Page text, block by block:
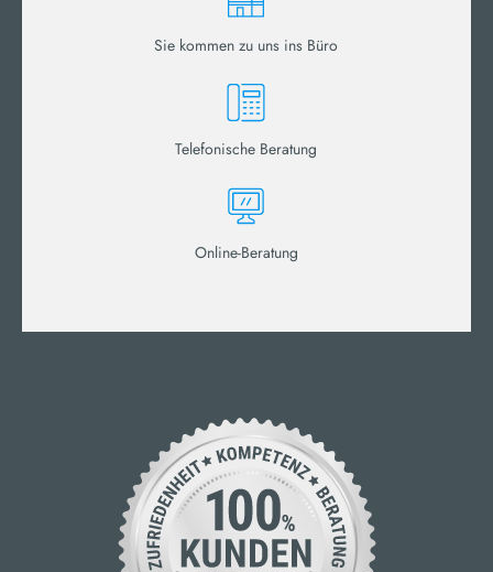
Sie kommen zu uns ins Büro
Telefonische Beratung
Online-Beratung